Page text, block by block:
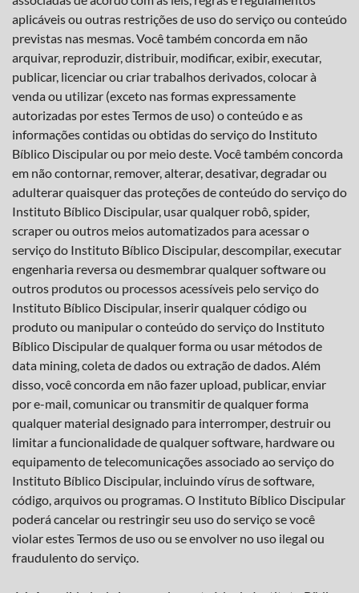
aplicáveis ou outras restrições de uso do serviço ou conteúdo
previstas nas mesmas. Você também concorda em não
arquivar, reproduzir, distribuir, modificar, exibir, executar,
publicar, licenciar ou criar trabalhos derivados, colocar à
venda ou utilizar (exceto nas formas expressamente
autorizadas por estes Termos de uso) o conteúdo e as
informações contidas ou obtidas do serviço do Instituto
Bíblico Discipular ou por meio deste. Você também concorda
em não contornar, remover, alterar, desativar, degradar ou
adulterar quaisquer das proteções de conteúdo do serviço do
Instituto Bíblico Discipular, usar qualquer robô, spider,
scraper ou outros meios automatizados para acessar o
serviço do Instituto Bíblico Discipular, descompilar, executar
engenharia reversa ou desmembrar qualquer software ou
outros produtos ou processos acessíveis pelo serviço do
Instituto Bíblico Discipular, inserir qualquer código ou
produto ou manipular o conteúdo do serviço do Instituto
Bíblico Discipular de qualquer forma ou usar métodos de
data mining, coleta de dados ou extração de dados. Além
disso, você concorda em não fazer upload, publicar, enviar
por e-mail, comunicar ou transmitir de qualquer forma
qualquer material designado para interromper, destruir ou
limitar a funcionalidade de qualquer software, hardware ou
equipamento de telecomunicações associado ao serviço do
Instituto Bíblico Discipular, incluindo vírus de software,
código, arquivos ou programas. O Instituto Bíblico Discipular
poderá cancelar ou restringir seu uso do serviço se você
violar estes Termos de uso ou se envolver no uso ilegal ou
fraudulento do serviço.